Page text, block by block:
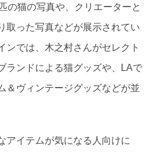
の猫の写真や、クリエーターと
取った写真などが展示されてい
ンでは、木之村さんがセレクト
ランドによる猫グッズや、LAで
＆ヴィンテージグッズなどが並
アイテムが気になる人向けに